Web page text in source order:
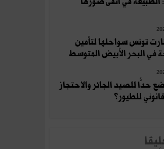
تونس سواحلها لتأمين
في البحر الأبيض المتوسط
حدًّا للصيد الجائر والاحتجاز
للطيور؟